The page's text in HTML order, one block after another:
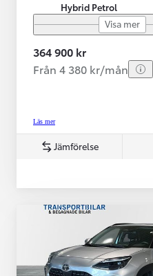
Hybrid Petrol
Visa mer
364 900 kr
Från 4 380 kr/mån
Läs mer
Jämförelse